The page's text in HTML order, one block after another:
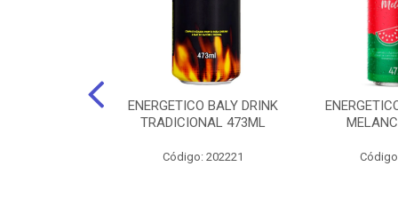
ENERGETICO BALY DRINK
TRADICIONAL 473ML
Código: 202221